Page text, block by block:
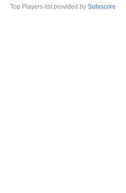
Top Players list provided by Sofascore